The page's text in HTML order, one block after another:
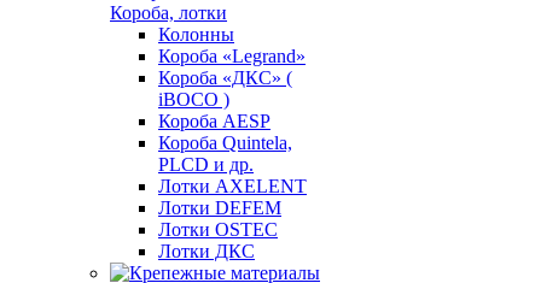
Короба, лотки
Колонны
Короба «Legrand»
Короба «ДКС» (
iBOCO )
Короба AESP
Короба Quintela,
PLCD и др.
Лотки AXELENT
Лотки DEFEM
Лотки OSTEC
Лотки ДКС